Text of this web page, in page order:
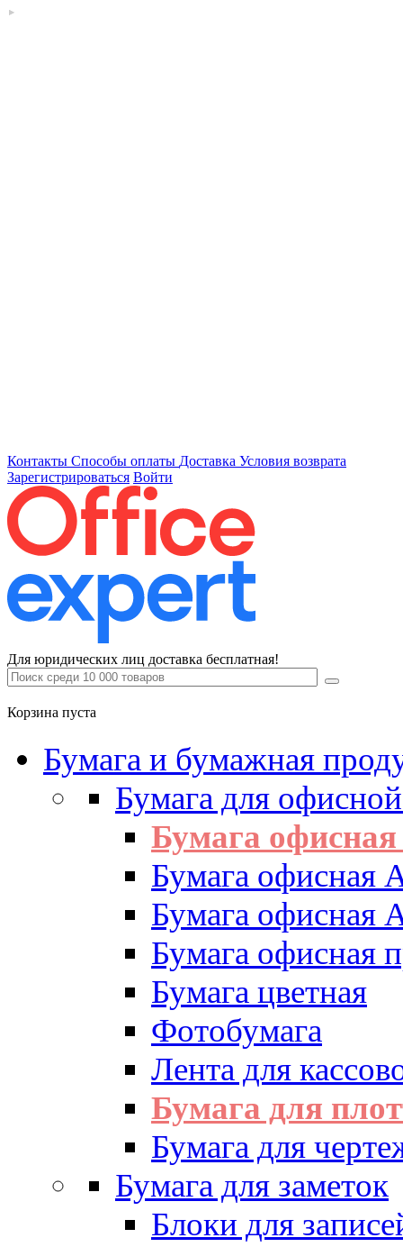
Контакты Способы оплаты Доставка Условия возврата
Зарегистрироваться Войти
Для юридических лиц доставка бесплатная!
Корзина пуста
Бумага и бумажная
Бумага для
Бумага
Бумага офисная
Бумага офисная
Бумага офисная
Бумага цветная
Фотобумага
Лента для
Бумага для
Бумага для
Бумага для заметок
Блоки для